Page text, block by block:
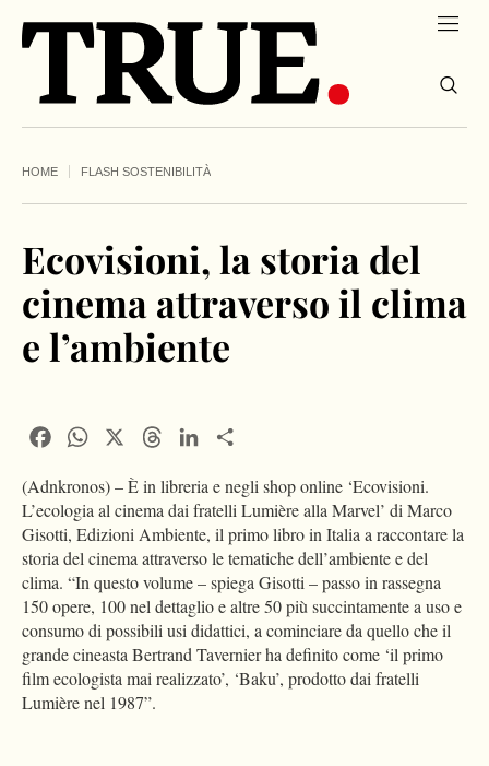
HOME FLASH SOSTENIBILITÀ
Ecovisioni, la storia del
cinema attraverso il clima
e l’ambiente
FacebookWhatsApp ThreadsLinkedIn
(Adnkronos) – È in libreria e negli shop online ‘Ecovisioni.
L’ecologia al cinema dai fratelli Lumière alla Marvel’ di Marco
Gisotti, Edizioni Ambiente, il primo libro in Italia a raccontare la
storia del cinema attraverso le tematiche dell’ambiente e del
clima. “In questo volume – spiega Gisotti – passo in rassegna
150 opere, 100 nel dettaglio e altre 50 più succintamente a uso e
consumo di possibili usi didattici, a cominciare da quello che il
grande cineasta Bertrand Tavernier ha definito come ‘il primo
film ecologista mai realizzato’, ‘Baku’, prodotto dai fratelli
Lumière nel 1987”.